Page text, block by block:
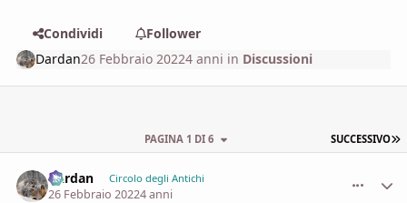
Condividi
Follower
Dardan26 Febbraio 20224 anni in Discussioni
SUCCESSIVO
PAGINA 1 DI 6
Dardan Circolo degli Antichi
26 Febbraio 20224 anni